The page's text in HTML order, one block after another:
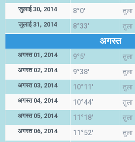
जुलाई 30, 2014 8°0' तुला
जुलाई 31, 2014 8°33' तुला
अगस्त
अगस्त 01, 2014 9°5' तुला
अगस्त 02, 2014 9°38' तुला
अगस्त 03, 2014 10°11' तुला
अगस्त 04, 2014 10°44' तुला
अगस्त 05, 2014 11°18' तुला
अगस्त 06, 2014 11°52' तुला